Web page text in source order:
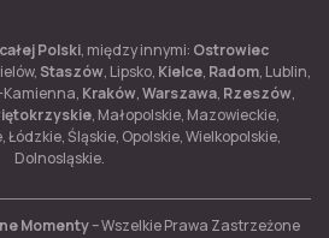
Polski, między innymi: Ostrowiec
Staszów, Lipsko, Kielce, Radom, Lublin,
Kamienna, Kraków,Warszawa, Rzeszów,
, Małopolskie, Mazowieckie,
Śląskie, Opolskie, Wielkopolskie,
Dolnosląskie.
Momenty– Wszelkie Prawa Zastrzeżone